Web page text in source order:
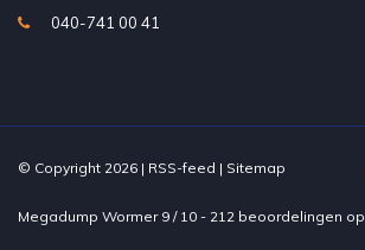
040-741 00 41
© Copyright 2026 | RSS-feed | Sitemap
Megadump Wormer 9 / 10 - 212 beoordelingen op